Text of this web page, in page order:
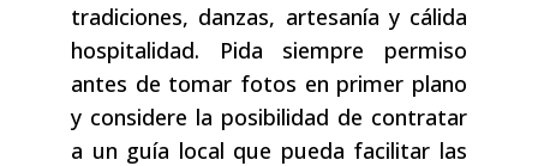
tradiciones, danzas, artesanía y cálida
hospitalidad. Pida siempre permiso
antes de tomar fotos en primer plano
y considere la posibilidad de contratar
a un guía local que pueda facilitar las